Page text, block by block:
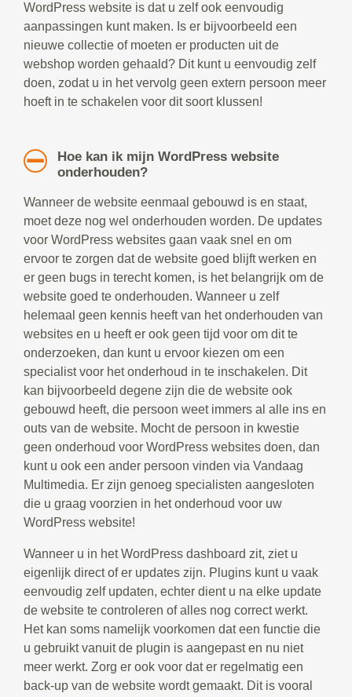
WordPress website is dat u zelf ook eenvoudig
aanpassingen kunt maken. Is er bijvoorbeeld een
nieuwe collectie of moeten er producten uit de
webshop worden gehaald? Dit kunt u eenvoudig zelf
doen, zodat u in het vervolg geen extern persoon meer
hoeft in te schakelen voor dit soort klussen!
Hoe kan ik mijn WordPress website
onderhouden?
Wanneer de website eenmaal gebouwd is en staat,
moet deze nog wel onderhouden worden. De updates
voor WordPress websites gaan vaak snel en om
ervoor te zorgen dat de website goed blijft werken en
er geen bugs in terecht komen, is het belangrijk om de
website goed te onderhouden. Wanneer u zelf
helemaal geen kennis heeft van het onderhouden van
websites en u heeft er ook geen tijd voor om dit te
onderzoeken, dan kunt u ervoor kiezen om een
specialist voor het onderhoud in te inschakelen. Dit
kan bijvoorbeeld degene zijn die de website ook
gebouwd heeft, die persoon weet immers al alle ins en
outs van de website. Mocht de persoon in kwestie
geen onderhoud voor WordPress websites doen, dan
kunt u ook een ander persoon vinden via Vandaag
Multimedia. Er zijn genoeg specialisten aangesloten
die u graag voorzien in het onderhoud voor uw
WordPress website!
Wanneer u in het WordPress dashboard zit, ziet u
eigenlijk direct of er updates zijn. Plugins kunt u vaak
eenvoudig zelf updaten, echter dient u na elke update
de website te controleren of alles nog correct werkt.
Het kan soms namelijk voorkomen dat een functie die
u gebruikt vanuit de plugin is aangepast en nu niet
meer werkt. Zorg er ook voor dat er regelmatig een
back-up van de website wordt gemaakt. Dit is vooral